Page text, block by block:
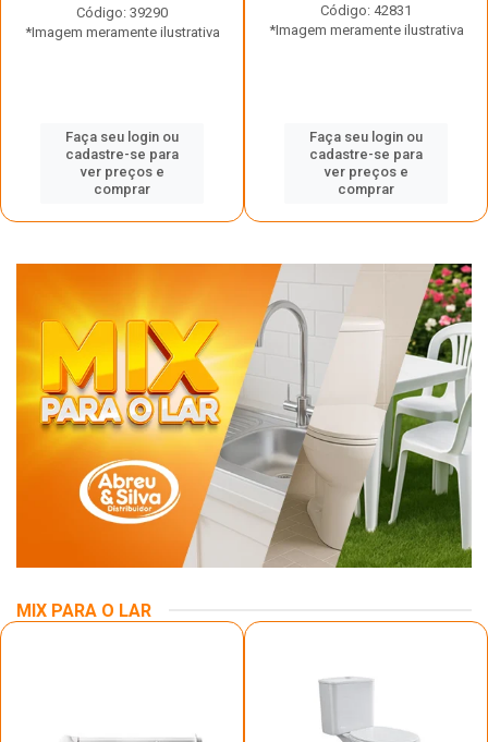
Código: 39290
*Imagem meramente ilustrativa
Faça seu login ou
cadastre-se para
ver preços e
comprar
Código: 42831
*Imagem meramente ilustrativa
Faça seu login ou
cadastre-se para
ver preços e
comprar
MIX PARA O LAR